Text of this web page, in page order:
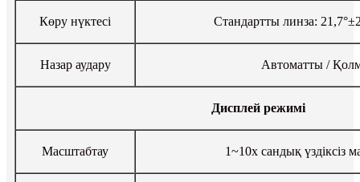
Көру нүктесі Стандартты линза:
Назар аудару Автоматты /
Дисплей режимі
Масштабтау 1~10x сандық үздіксіз